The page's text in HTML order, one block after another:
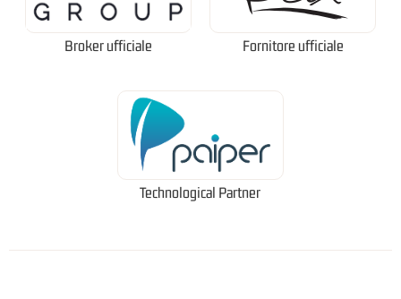
Broker ufficiale Fornitore ufficiale
Technological Partner